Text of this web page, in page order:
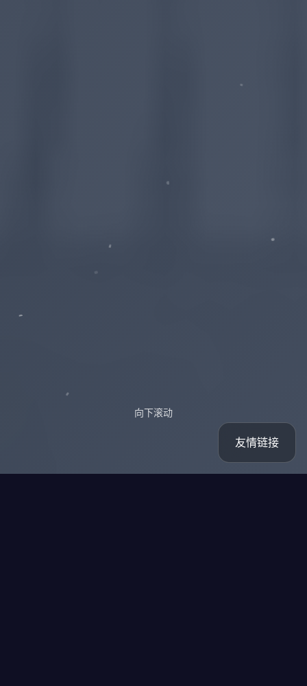
向下滚动
友情链接